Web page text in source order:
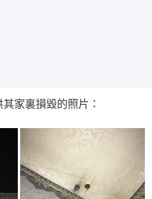
家裏損毀的照片：